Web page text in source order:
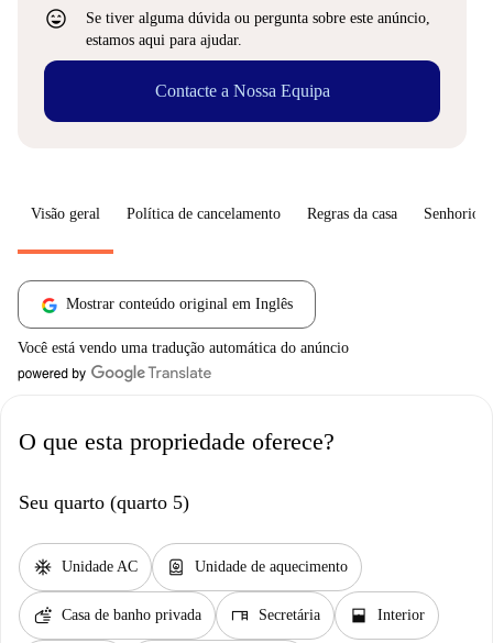
sentiment_very_satisfied
Se tiver alguma dúvida ou pergunta sobre este anúncio,
estamos aqui para ajudar.
Contacte a Nossa Equipa
Visão geral Política de cancelamento Regras da casa Senhorio
Mostrar conteúdo original em Inglês
Você está vendo uma tradução automática do anúncio
O que esta propriedade oferece?
Seu quarto (quarto 5)
ac_unit Unidade AC water_heater Unidade de aquecimento
soap Casa de banho privada desk Secretária window_open Interior